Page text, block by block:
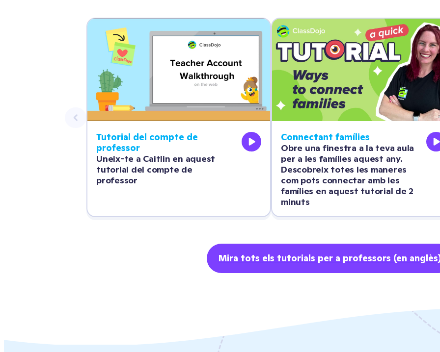
Tutorial del compte de
professor
Uneix-te a Caitlin en aquest
tutorial del compte de
professor
Connectant famílies
Obre una finestra a la teva aula
per a les famílies aquest any.
Descobreix totes les maneres
com pots connectar amb les
famílies en aquest tutorial de 2
minuts
Mira tots els tutorials per a professors (en